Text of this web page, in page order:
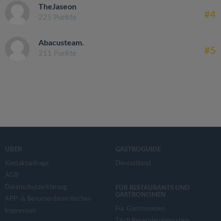
TheJaseon
225 Punkte #4
Abacusteam.
211 Punkte #5
ÜBER
Kontaktanfrage
AGB
Datenschutzerklärung
APP- & Benutzerdaten löschen
Impressum
GASTROGUIDE
Deutschland
FÜR RESTAURANTS UND
GASTRONOMEN
Für Gastronomen